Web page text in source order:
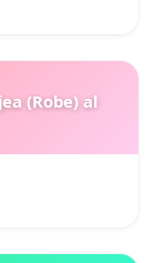
(Robe) al